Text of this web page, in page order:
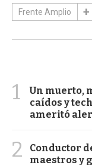
Frente Amplio
1
Un muerto,
caídos y
ameritó
2
Conductor
maestros y